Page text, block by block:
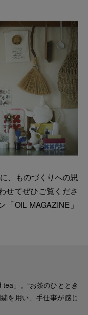
、ものづくりへの思
せてぜひご覧くださ
OIL MAGAZINE」
」。“お茶のひととき
を用い、手仕事が感じ